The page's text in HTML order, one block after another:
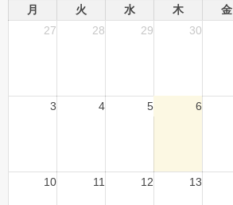
月 火 水 木 金
27
28 29 30
3 4 5 6
10 11 12 13